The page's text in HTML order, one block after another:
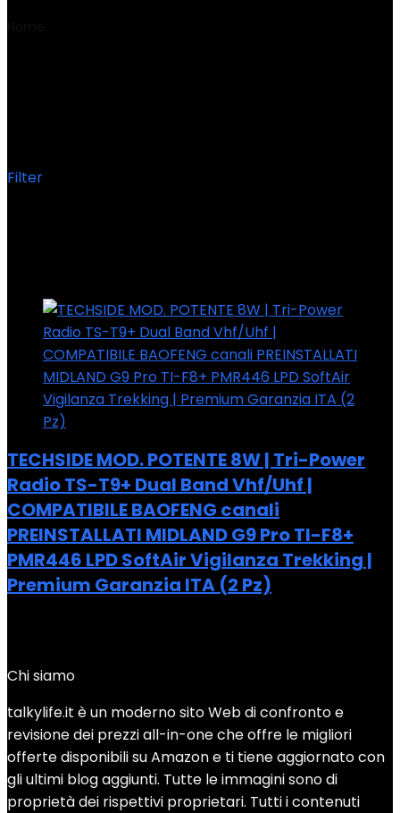
Filter
TECHSIDE MOD. POTENTE 8W | Tri-Power
Radio TS-T9+ Dual Band Vhf/Uhf |
COMPATIBILE BAOFENG canali
PREINSTALLATI MIDLAND G9 Pro TI-F8+
PMR446 LPD SoftAir Vigilanza Trekking |
Premium Garanzia ITA (2 Pz)
Chi siamo
talkylife.it è un moderno sito Web di confronto e
revisione dei prezzi all-in-one che offre le migliori
offerte disponibili su Amazon e ti tiene aggiornato con
gli ultimi blog aggiunti. Tutte le immagini sono di
proprietà dei rispettivi proprietari. Tutti i contenuti